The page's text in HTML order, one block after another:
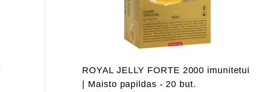
ROYAL JELLY FORTE 2000 imunitetui
| Maisto papildas - 20 but.